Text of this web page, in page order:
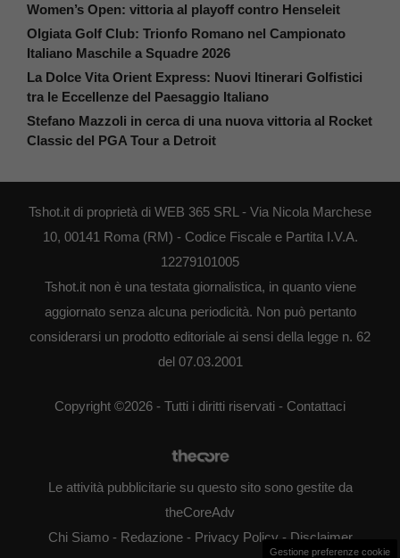
Women’s Open: vittoria al playoff contro Henseleit
Olgiata Golf Club: Trionfo Romano nel Campionato
Italiano Maschile a Squadre 2026
La Dolce Vita Orient Express: Nuovi Itinerari Golfistici
tra le Eccellenze del Paesaggio Italiano
Stefano Mazzoli in cerca di una nuova vittoria al Rocket
Classic del PGA Tour a Detroit
Tshot.it di proprietà di WEB 365 SRL - Via Nicola Marchese
10, 00141 Roma (RM) - Codice Fiscale e Partita I.V.A.
12279101005
Tshot.it non è una testata giornalistica, in quanto viene
aggiornato senza alcuna periodicità. Non può pertanto
considerarsi un prodotto editoriale ai sensi della legge n. 62
del 07.03.2001
Copyright ©2026 - Tutti i diritti riservati - Contattaci
Le attività pubblicitarie su questo sito sono gestite da
theCoreAdv
Chi Siamo- Redazione- Privacy Policy- Disclaimer
Gestione preferenze cookie